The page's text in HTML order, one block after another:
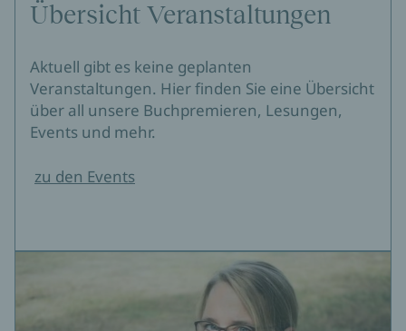
Übersicht Veranstaltungen
Aktuell gibt es keine geplanten
Veranstaltungen. Hier finden Sie eine Übersicht
über all unsere Buchpremieren, Lesungen,
Events und mehr.
zu den Events